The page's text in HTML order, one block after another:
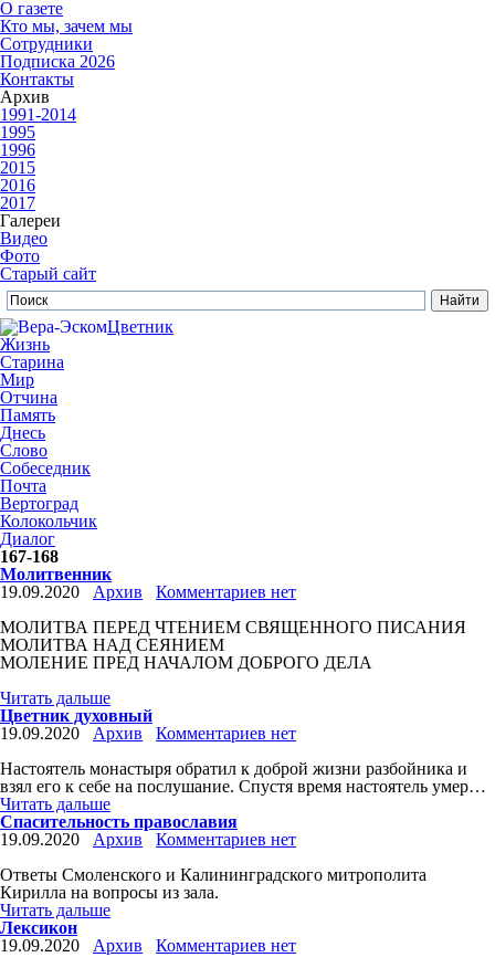
О газете
Кто мы, зачем мы
Сотрудники
Подписка 2026
Контакты
Архив
1991-2014
1995
1996
2015
2016
2017
Галереи
Видео
Фото
Старый сайт
Цветник
Жизнь
Старина
Мир
Отчина
Память
Днесь
Слово
Собеседник
Почта
Вертоград
Колокольчик
Диалог
167-168
Молитвенник
19.09.2020
Архив
Комментариев нет
МОЛИТВА ПЕРЕД ЧТЕНИЕМ СВЯЩЕННОГО ПИСАНИЯ
МОЛИТВА НАД СЕЯНИЕМ
МОЛЕНИЕ ПРЕД НАЧАЛОМ ДОБРОГО ДЕЛА
Читать дальше
Цветник духовный
19.09.2020
Архив
Комментариев нет
Настоятель монастыря обратил к доброй жизни разбойника и
взял его к себе на послушание. Спустя время настоятель умер…
Читать дальше
Спасительность православия
19.09.2020
Архив
Комментариев нет
Ответы Смоленского и Калининградского митрополита
Кирилла на вопросы из зала.
Читать дальше
Лексикон
19.09.2020
Архив
Комментариев нет